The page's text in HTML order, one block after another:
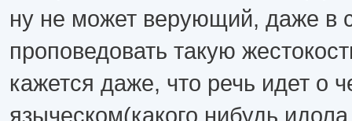
ну не может верующий, даже в
проповедовать такую
кажется даже, что речь идет о
языческом(какого нибудь